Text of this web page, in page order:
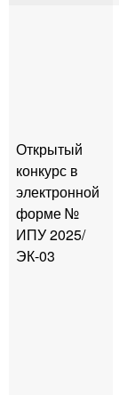
Открытый
конкурс в
электронной
форме №
ИПУ 2025/
ЭК-03